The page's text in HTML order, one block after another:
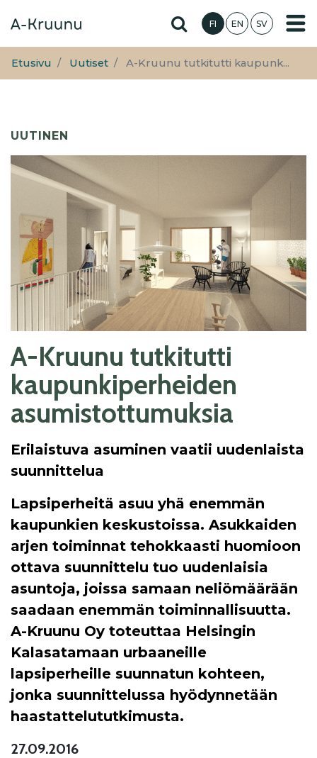
pääsisältöön
Hae sivustolta
FI EN SV
Etusivu Uutiset A-Kruunu tutkitutti kaupunk...
UUTINEN
A-Kruunu tutkitutti
kaupunkiperheiden
asumistottumuksia
Erilaistuva asuminen vaatii uudenlaista
suunnittelua
Lapsiperheitä asuu yhä enemmän
kaupunkien keskustoissa. Asukkaiden
arjen toiminnat tehokkaasti huomioon
ottava suunnittelu tuo uudenlaisia
asuntoja, joissa samaan neliömäärään
saadaan enemmän toiminnallisuutta.
A-Kruunu Oy toteuttaa Helsingin
Kalasatamaan urbaaneille
lapsiperheille suunnatun kohteen,
jonka suunnittelussa hyödynnetään
haastattelututkimusta.
27.09.2016